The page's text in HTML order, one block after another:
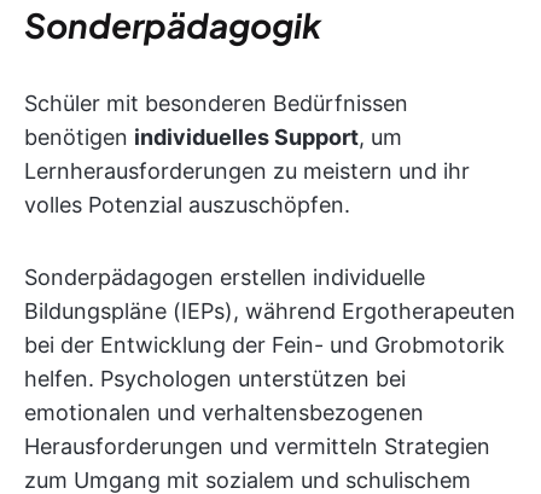
Sonderpädagogik
Schüler mit besonderen Bedürfnissen
benötigen individuelles Support, um
Lernherausforderungen zu meistern und ihr
volles Potenzial auszuschöpfen.
Sonderpädagogen erstellen individuelle
Bildungspläne (IEPs), während Ergotherapeuten
bei der Entwicklung der Fein- und Grobmotorik
helfen. Psychologen unterstützen bei
emotionalen und verhaltensbezogenen
Herausforderungen und vermitteln Strategien
zum Umgang mit sozialem und schulischem